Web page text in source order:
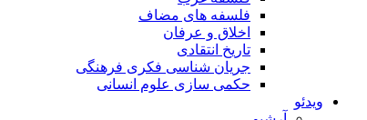
فلسفه های مضاف
اخلاق و عرفان
تاریخ انتقادی
جریان شناسی فکری فرهنگی
حکمی سازی علوم انسانی
ویدئو